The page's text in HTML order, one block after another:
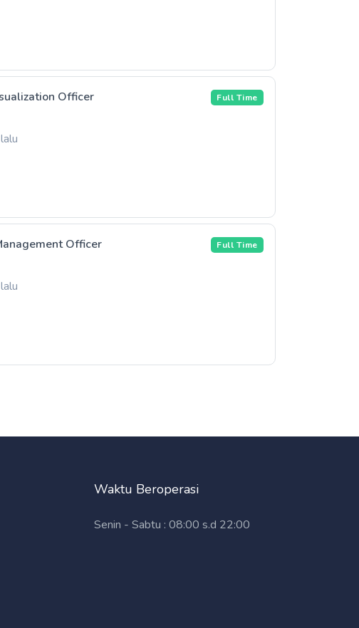
Officer
Full Time
Officer
Full Time
Waktu Beroperasi
Senin - Sabtu : 08:00 s.d 22:00